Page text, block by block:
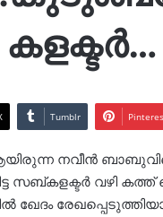
Tumblr
നവീന്‍
സബ്കളക്ടര്‍ വഴി കത്ത്
ഖേദം